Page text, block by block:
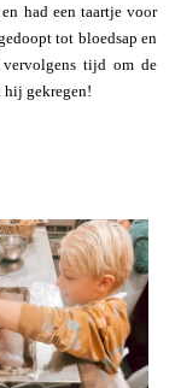
had een taartje voor
tot bloedsap en
tijd om de
hij gekregen!